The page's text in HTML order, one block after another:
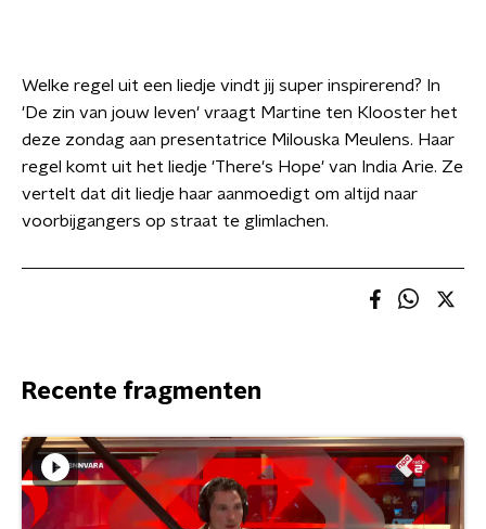
Welke regel uit een liedje vindt jij super inspirerend? In
'De zin van jouw leven' vraagt Martine ten Klooster het
deze zondag aan presentatrice Milouska Meulens. Haar
regel komt uit het liedje 'There's Hope' van India Arie. Ze
vertelt dat dit liedje haar aanmoedigt om altijd naar
voorbijgangers op straat te glimlachen.
Recente fragmenten